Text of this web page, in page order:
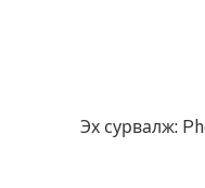
Эх сурвалж: